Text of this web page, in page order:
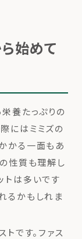
始めて
養たっぷりの
にはミミズの
かる一面もあ
性質も理解し
トは多いです
るかもしれま
です。ファス